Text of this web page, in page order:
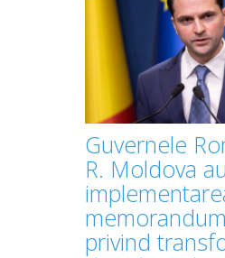
Guvernele
R. Moldova
privind